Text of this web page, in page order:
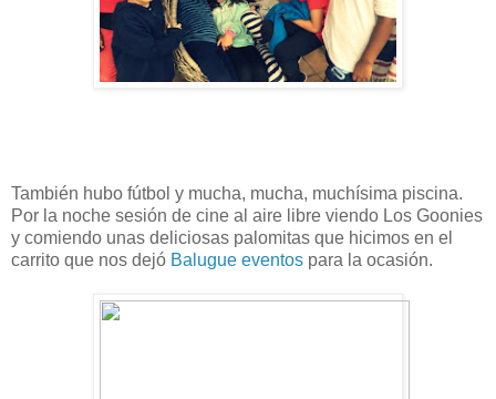
También hubo fútbol y mucha, mucha, muchísima piscina.
Por la noche sesión de cine al aire libre viendo Los Goonies
y comiendo unas deliciosas palomitas que hicimos en el
carrito que nos dejó Balugue eventos para la ocasión.